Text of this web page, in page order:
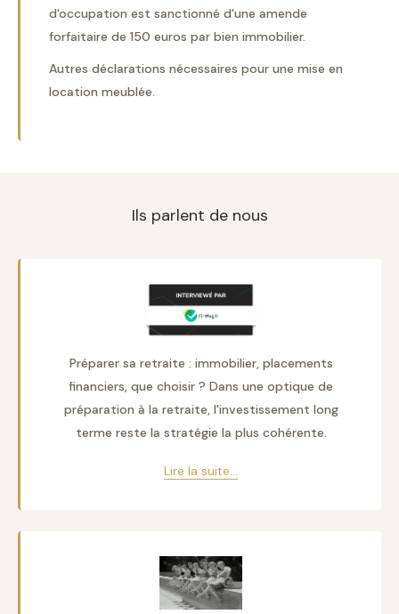
d'occupation est sanctionné d'une amende
forfaitaire de 150 euros par bien immobilier.
Autres déclarations nécessaires pour une mise en
location meublée.
Ils parlent de nous
Préparer sa retraite : immobilier, placements
financiers, que choisir ? Dans une optique de
préparation à la retraite, l'investissement long
terme reste la stratégie la plus cohérente.
Lire la suite...